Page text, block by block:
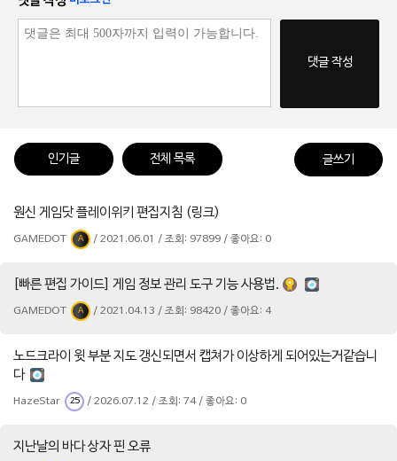
댓글 작성
인기글 전체 목록 글쓰기
원신 게임닷 플레이위키 편집지침 (링크)
GAMEDOT A / 2021.06.01 / 조회: 97899 / 좋아요: 0
[빠른 편집 가이드] 게임 정보 관리 도구 기능 사용법.
GAMEDOT A / 2021.04.13 / 조회: 98420 / 좋아요: 4
노드크라이 윗 부분 지도 갱신되면서 캡쳐가 이상하게 되어있는거같습니
다
HazeStar 25 / 2026.07.12 / 조회: 74 / 좋아요: 0
지난날의 바다 상자 핀 오류